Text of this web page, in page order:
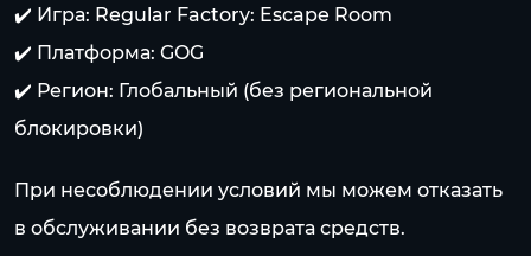
✔️ Игра: Regular Factory: Escape Room
✔️ Платформа: GOG
✔️ Регион: Глобальный (без региональной
блокировки)
При несоблюдении условий мы можем отказать
в обслуживании без возврата средств.